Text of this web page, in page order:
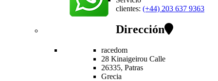
clientes: (+44) 203 637 9363
Dirección
racedom
28 Kinaigeirou Calle
26335, Patras
Grecia